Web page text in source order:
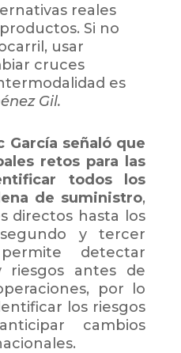
reales
Si no
usar
cruces
es
Gil.
García señaló que
retos para las
todos los
de suministro,
directos hasta los
y tercer
detectar
riesgos antes de
por lo
los riesgos
cambios